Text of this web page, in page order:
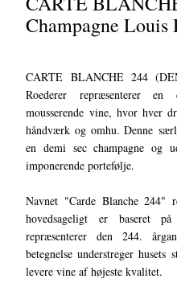
Champagne Louis
CARTE BLANCHE 244
Roederer repræsenterer
mousserende vine, hvor hver
håndværk og omhu. Denne
en demi sec champagne og
imponerende portefølje.
Navnet "Carde Blanche 244"
hovedsageligt er baseret
repræsenterer den 244.
betegnelse understreger
levere vine af højeste kvalitet.